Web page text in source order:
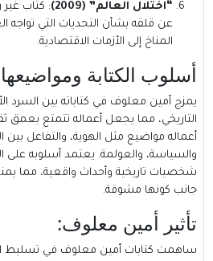
“اختلال العالم” (2009)
: كتاب غير
عن قلقه بشأن التحديات التي تواجه
المناخ إلى الأزمات الاقتصادية.
أسلوب الكتابة
يمزج أمين معلوف في كتاباته بين السرد
التاريخي، مما يجعل أعماله تتمتع بعمق
أعماله مواضيع مثل الهوية، والتفاعل بين
والسياسة، والعولمة. يعتمد أسلوبه على
شخصيات تاريخية وأحداث واقعية، مما
جانب كونها مشوقة.
تأثير أمين معلوف:
ساهمت كتابات أمين معلوف في تسليط